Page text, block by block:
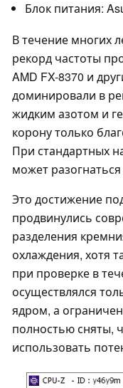
Блок питания:
В течение многих
рекорд частоты
AMD FX-8370 и
доминировали в
жидким азотом и
корону только
При стандартных
может разогнаться
Это достижение
продвинулись
разделения
охлаждения, хотя
при проверке в
осуществлялся
ядром, а
полностью сняты,
использовать